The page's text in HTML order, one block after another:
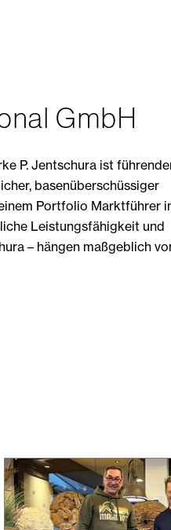
GmbH
P. Jentschura ist
basenüberschüssiger
Portfolio Marktführer
Leistungsfähigkeit und
– hängen maßgeblich